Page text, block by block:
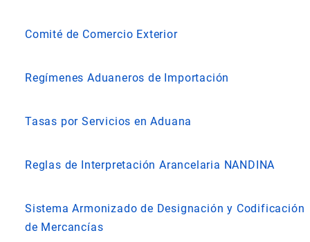
Comité de Comercio Exterior
Regímenes Aduaneros de Importación
Tasas por Servicios en Aduana
Reglas de Interpretación Arancelaria NANDINA
Sistema Armonizado de Designación y Codificación
de Mercancías